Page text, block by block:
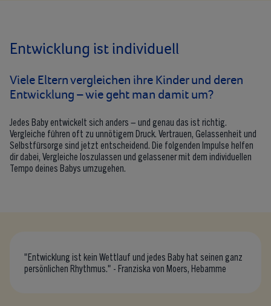
Entwicklung ist individuell
Viele Eltern vergleichen ihre Kinder und deren
Entwicklung – wie geht man damit um?
Jedes Baby entwickelt sich anders – und genau das ist richtig.
Vergleiche führen oft zu unnötigem Druck. Vertrauen, Gelassenheit und
Selbstfürsorge sind jetzt entscheidend. Die folgenden Impulse helfen
dir dabei, Vergleiche loszulassen und gelassener mit dem individuellen
Tempo deines Babys umzugehen.
"Entwicklung ist kein Wettlauf und jedes Baby hat seinen ganz
persönlichen Rhythmus." - Franziska von Moers, Hebamme